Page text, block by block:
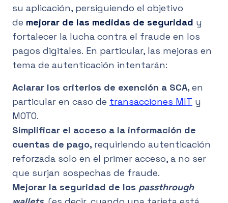
su aplicación, persiguiendo el objetivo
de mejorar de las medidas de seguridad y
fortalecer la lucha contra el fraude en los
pagos digitales. En particular, las mejoras en
tema de autenticación intentarán:
Aclarar los criterios de exención a SCA, en
particular en caso de transacciones MIT y
MOTO.
Simplificar el acceso a la información de
cuentas de pago, requiriendo autenticación
reforzada solo en el primer acceso, a no ser
que surjan sospechas de fraude.
Mejorar la seguridad de los passthrough